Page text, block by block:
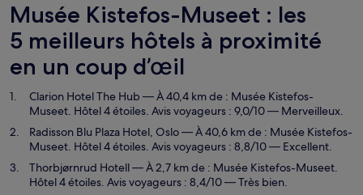
Musée Kistefos-Museet : les
5 meilleurs hôtels à proximité
en un coup d’œil
Clarion Hotel The Hub — À 40,4 km de : Musée Kistefos-
Museet. Hôtel 4 étoiles. Avis voyageurs : 9,0/10 — Merveilleux.
Radisson Blu Plaza Hotel, Oslo— À 40,6 km de : Musée Kistefos-
Museet. Hôtel 4 étoiles. Avis voyageurs : 8,8/10 — Excellent.
Thorbjørnrud Hotell— À 2,7 km de : Musée Kistefos-Museet.
Hôtel 4 étoiles. Avis voyageurs : 8,4/10 — Très bien.